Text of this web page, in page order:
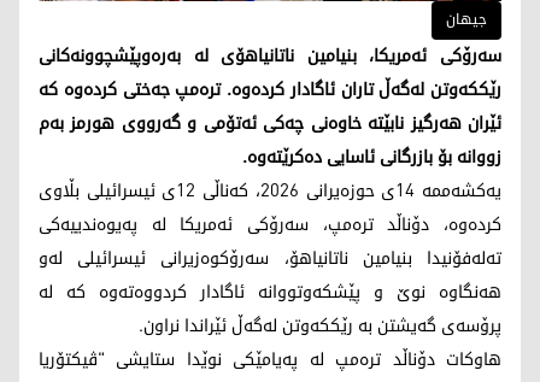
جیهان
سەرۆکی ئەمریکا، بنیامین ناتانیاهۆی لە بەرەوپێشچوونەکانی
رێککەوتن لەگەڵ تاران ئاگادار کردەوە. ترەمپ جەختی کردەوە کە
ئێران هەرگیز نابێتە خاوەنی چەکی ئەتۆمی و گەرووی هورمز بەم
زووانە بۆ بازرگانی ئاسایی دەکرێتەوە.
یەکشەممە 14ی حوزەیرانی 2026، کەناڵی 12ی ئیسرائیلی بڵاوی
کردەوە، دۆناڵد ترەمپ، سەرۆکی ئەمریکا لە پەیوەندییەکی
تەلەفۆنیدا بنیامین ناتانیاهۆ، سەرۆکوەزیرانی ئیسرائیلی لەو
هەنگاوە نوێ و پێشکەوتووانە ئاگادار کردووەتەوە کە لە
پرۆسەی گەیشتن بە رێککەوتن لەگەڵ ئێراندا نراون.
هاوکات دۆناڵد ترەمپ لە پەیامێکی نوێدا ستایشی "ڤیکتۆریا